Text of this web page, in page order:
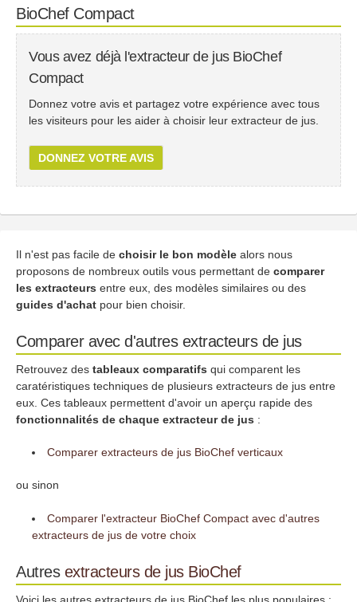
BioChef Compact
Vous avez déjà l'extracteur de jus BioChef
Compact
Donnez votre avis et partagez votre expérience avec tous
les visiteurs pour les aider à choisir leur extracteur de jus.
DONNEZ VOTRE AVIS
Il n'est pas facile de choisir le bon modèle alors nous
proposons de nombreux outils vous permettant de comparer
les extracteurs entre eux, des modèles similaires ou des
guides d'achat pour bien choisir.
Comparer avec d'autres extracteurs de jus
Retrouvez des tableaux comparatifs qui comparent les
caratéristiques techniques de plusieurs extracteurs de jus entre
eux. Ces tableaux permettent d'avoir un aperçu rapide des
fonctionnalités de chaque extracteur de jus :
Comparer extracteurs de jus BioChef verticaux
ou sinon
Comparer l'extracteur BioChef Compact avec d'autres
extracteurs de jus de votre choix
Autres extracteurs de jus BioChef